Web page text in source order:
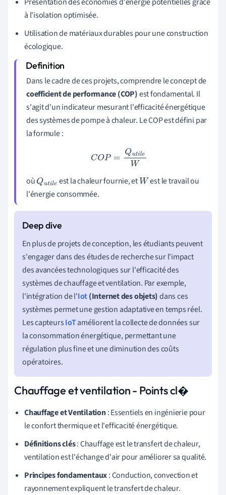
à l'isolation optimisée.
Utilisation de matériaux durables pour une construction
écologique.
Dans le cadre de ces projets, comprendre le concept de
coefficient de performance (COP)est fondamental. Il
s'agit d'un indicateur mesurant l'efficacité énergétique
des systèmes de pompe à chaleur. Le COP est défini par
la formule :
COP =Q utileW
oùQutil
e
est la chaleur fournie, et W est le travail ou
l'énergie consommée.
En plus de projets de conception, les étudiants peuvent
s'engager dans des études de recherche sur l'impact
des avancées technologiques sur l'efficacité des
systèmes de chauffage et ventilation. Par exemple,
l'intégration de l'Iot(Internet des objets)dans ces
systèmes permet une gestion adaptative en temps réel.
Les capteursIoTaméliorent la collecte de données sur
la consommation énergétique, permettant une
régulation plus fine et une diminution des coûts
opératoires.
Chauffage et ventilation - Points cl�
Chauffage et Ventilation: Essentiels en ingénierie pour
le confort thermique et l'efficacité énergétique.
Définitions clés: Chauffage est le transfert de chaleur,
ventilation est l'échange d'air pour améliorer sa qualité.
Principes fondamentaux: Conduction, convection et
rayonnement expliquent le transfert de chaleur.